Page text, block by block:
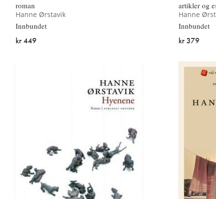
roman
Hanne Ørstavik
Innbundet
kr 449
artikler og
Hanne
Innbundet
kr 379